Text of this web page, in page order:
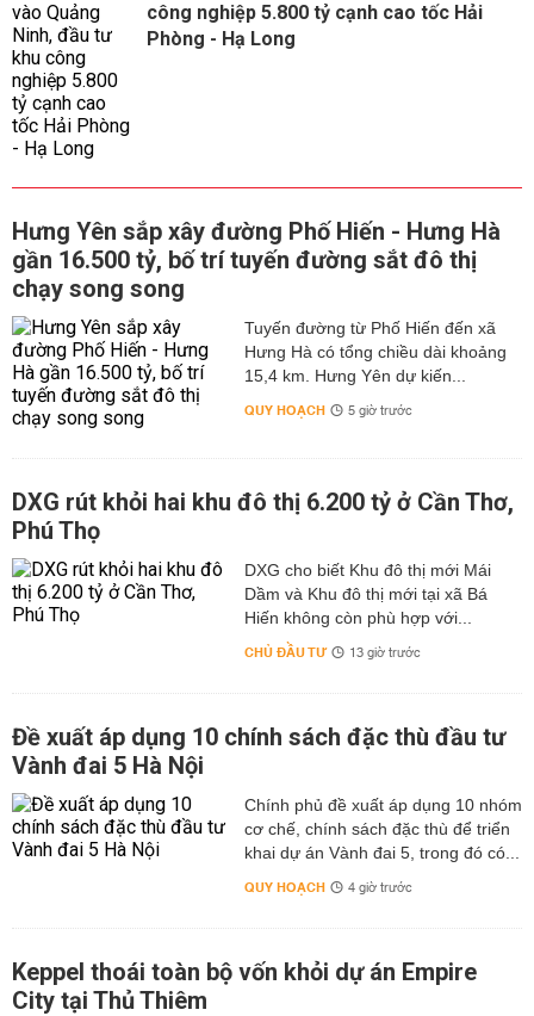
công nghiệp 5.800 tỷ cạnh cao tốc Hải
Phòng - Hạ Long
Hưng Yên sắp xây đường Phố Hiến - Hưng Hà
gần 16.500 tỷ, bố trí tuyến đường sắt đô thị
chạy song song
Tuyến đường từ Phố Hiến đến xã
Hưng Hà có tổng chiều dài khoảng
15,4 km. Hưng Yên dự kiến...
QUY HOẠCH 5 giờ trước
DXG rút khỏi hai khu đô thị 6.200 tỷ ở Cần Thơ,
Phú Thọ
DXG cho biết Khu đô thị mới Mái
Dầm và Khu đô thị mới tại xã Bá
Hiến không còn phù hợp với...
CHỦ ĐẦU TƯ 13 giờ trước
Đề xuất áp dụng 10 chính sách đặc thù đầu tư
Vành đai 5 Hà Nội
Chính phủ đề xuất áp dụng 10 nhóm
cơ chế, chính sách đặc thù để triển
khai dự án Vành đai 5, trong đó có...
QUY HOẠCH 4 giờ trước
Keppel thoái toàn bộ vốn khỏi dự án Empire
City tại Thủ Thiêm